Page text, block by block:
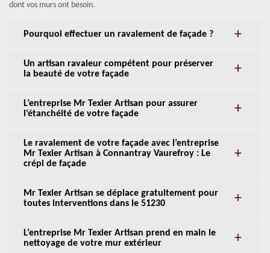
dont vos murs ont besoin.
Pourquoi effectuer un ravalement de façade ?
Un artisan ravaleur compétent pour préserver
la beauté de votre façade
L’entreprise Mr Texier Artisan pour assurer
l’étanchéité de votre façade
Le ravalement de votre façade avec l’entreprise
Mr Texier Artisan à Connantray Vaurefroy : Le
crépi de façade
Mr Texier Artisan se déplace gratuitement pour
toutes interventions dans le 51230
L’entreprise Mr Texier Artisan prend en main le
nettoyage de votre mur extérieur